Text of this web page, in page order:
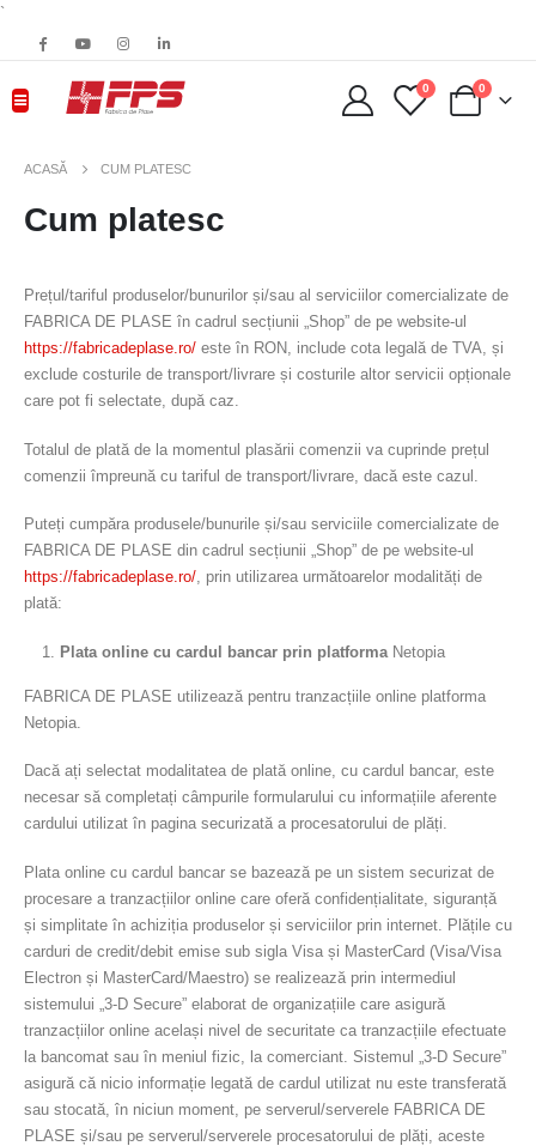
`
0 0
ACASĂ CUM PLATESC
Cum platesc
Prețul/tariful produselor/bunurilor și/sau al serviciilor comercializate de
FABRICA DE PLASE în cadrul secțiunii „Shop” de pe website-ul
https://fabricadeplase.ro/ este în RON, include cota legală de TVA, și
exclude costurile de transport/livrare și costurile altor servicii opționale
care pot fi selectate, după caz.
Totalul de plată de la momentul plasării comenzii va cuprinde prețul
comenzii împreună cu tariful de transport/livrare, dacă este cazul.
Puteți cumpăra produsele/bunurile și/sau serviciile comercializate de
FABRICA DE PLASE din cadrul secțiunii „Shop” de pe website-ul
https://fabricadeplase.ro/, prin utilizarea următoarelor modalități de
plată:
Plata online cu cardul bancar prin platforma Netopia
FABRICA DE PLASE utilizează pentru tranzacțiile online platforma
Netopia.
Dacă ați selectat modalitatea de plată online, cu cardul bancar, este
necesar să completați câmpurile formularului cu informațiile aferente
cardului utilizat în pagina securizată a procesatorului de plăți.
Plata online cu cardul bancar se bazează pe un sistem securizat de
procesare a tranzacțiilor online care oferă confidențialitate, siguranță
și simplitate în achiziția produselor și serviciilor prin internet. Plățile cu
carduri de credit/debit emise sub sigla Visa și MasterCard (Visa/Visa
Electron și MasterCard/Maestro) se realizează prin intermediul
sistemului „3-D Secure” elaborat de organizațiile care asigură
tranzacțiilor online același nivel de securitate ca tranzacțiile efectuate
la bancomat sau în meniul fizic, la comerciant. Sistemul „3-D Secure”
asigură că nicio informație legată de cardul utilizat nu este transferată
sau stocată, în niciun moment, pe serverul/serverele FABRICA DE
PLASE și/sau pe serverul/serverele procesatorului de plăți, aceste